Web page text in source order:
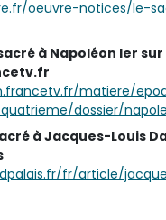
oeuvre-notices/le-
à Napoléon Ier
matiere/
dossier/
à Jacques-Louis
fr/article/